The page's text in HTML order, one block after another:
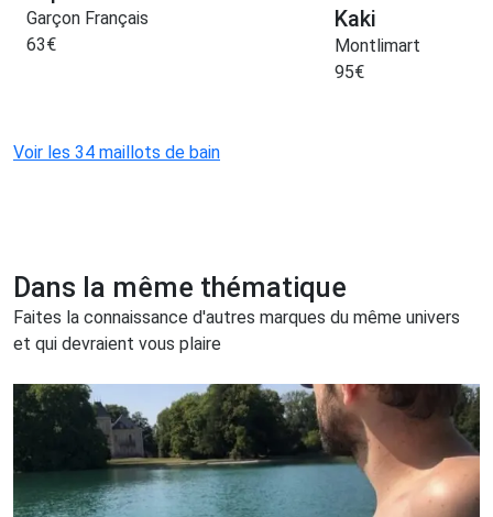
Garçon Français
63€
Kaki
Montlimart
95€
Voir les 34 maillots de bain
Dans la même thématique
Faites la connaissance d'autres marques du même univers
et qui devraient vous plaire